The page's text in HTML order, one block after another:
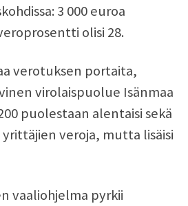
3 000 euroa
olisi 28.
verotuksen portaita,
virolaispuolue Isänmaa
puolestaan alentaisi sekä
veroja, mutta lisäisi
vaaliohjelma pyrkii